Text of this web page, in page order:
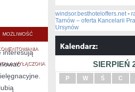
MOŻLIWOŚĆ
MARY
KAY
(USA)
WYŁĄCZONA
interesują
windsor.besthoteloffers.net-
Tarnów – oferta Kancelarii
Ursynów
SIERPIEŃ
P W Ś C